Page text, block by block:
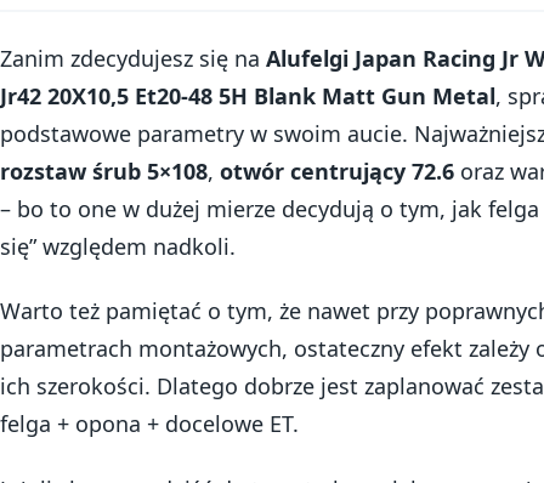
Zanim zdecydujesz się na Alufelgi Japan Racing Jr
Jr42 20X10,5 Et20-48 5H Blank Matt Gun Metal,
podstawowe parametry w swoim aucie.
rozstaw śrub 5×108, otwór centrujący 72.6 oraz
– bo to one w dużej mierze decydują o tym, jak felga
się” względem nadkoli.
Warto też pamiętać o tym, że nawet przy
parametrach montażowych, ostateczny efekt zależy
ich szerokości. Dlatego dobrze jest zaplanować
felga + opona + docelowe ET.